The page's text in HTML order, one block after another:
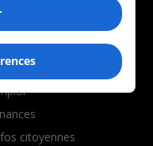
de vivre
être
citoyennes